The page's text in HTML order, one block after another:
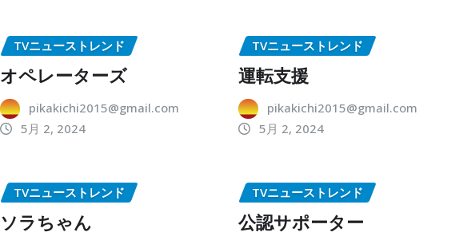
TVニューストレンド
オペレーターズ
pikakichi2015@gmail.com
5月 2, 2024
TVニューストレンド
運転支援
pikakichi2015@gmail.com
5月 2, 2024
TVニューストレンド
ソラちゃん
TVニューストレンド
公認サポーター